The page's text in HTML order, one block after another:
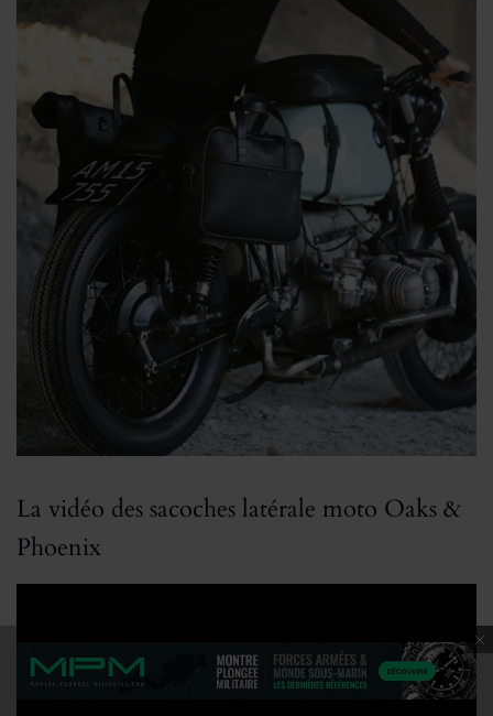
La vidéo des sacoches latérale moto Oaks &
Phoenix